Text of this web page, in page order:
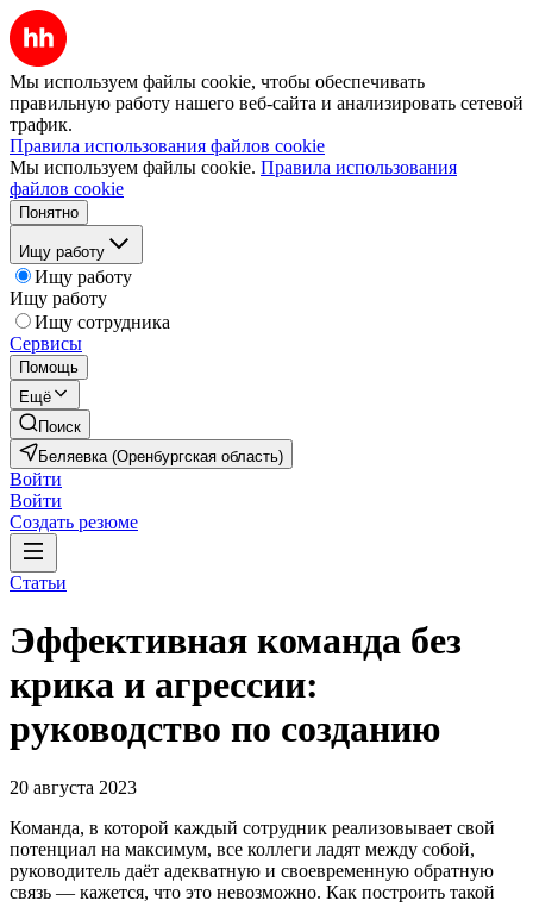
Мы используем файлы cookie, чтобы обеспечивать
правильную работу нашего веб-сайта и анализировать сетевой
трафик.
Правила использования файлов cookie
Мы используем файлы cookie. Правила использования
файлов cookie
Понятно
Ищу работу
Ищу работу
Ищу работу
Ищу сотрудника
Сервисы
Помощь
Ещё
Поиск
Беляевка (Оренбургская область)
Войти
Войти
Создать резюме
Статьи
Эффективная команда без
крика и агрессии:
руководство по созданию
20 августа 2023
Команда, в которой каждый сотрудник реализовывает свой
потенциал на максимум, все коллеги ладят между собой,
руководитель даёт адекватную и своевременную обратную
связь — кажется, что это невозможно. Как построить такой